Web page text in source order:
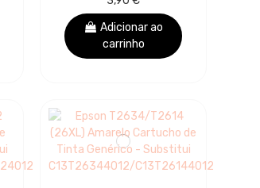
GENÉRICO -
SUBSTITUI
C13T07964010
Adicionar ao
carrinho